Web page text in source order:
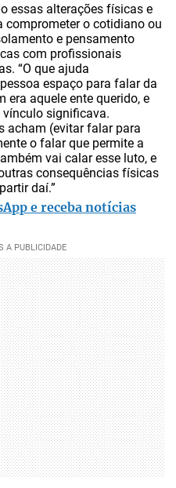
essas alterações físicas e
o cotidiano ou
e pensamento
com profissionais
“O que ajuda
espaço para falar da
era aquele ente querido, e
vínculo significava.
acham (evitar falar para
o falar que permite a
vai calar esse luto, e
consequências físicas
daí.”
e receba notícias